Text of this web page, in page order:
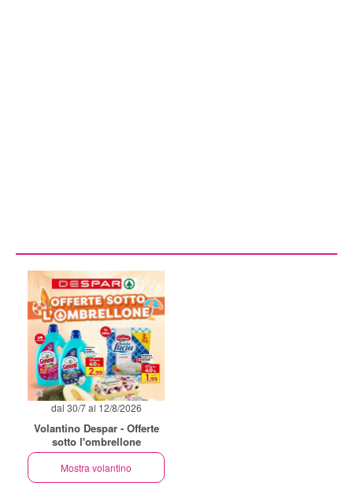
dal 30/7 al 12/8/2026
Volantino Despar - Offerte
sotto l'ombrellone
Mostra volantino